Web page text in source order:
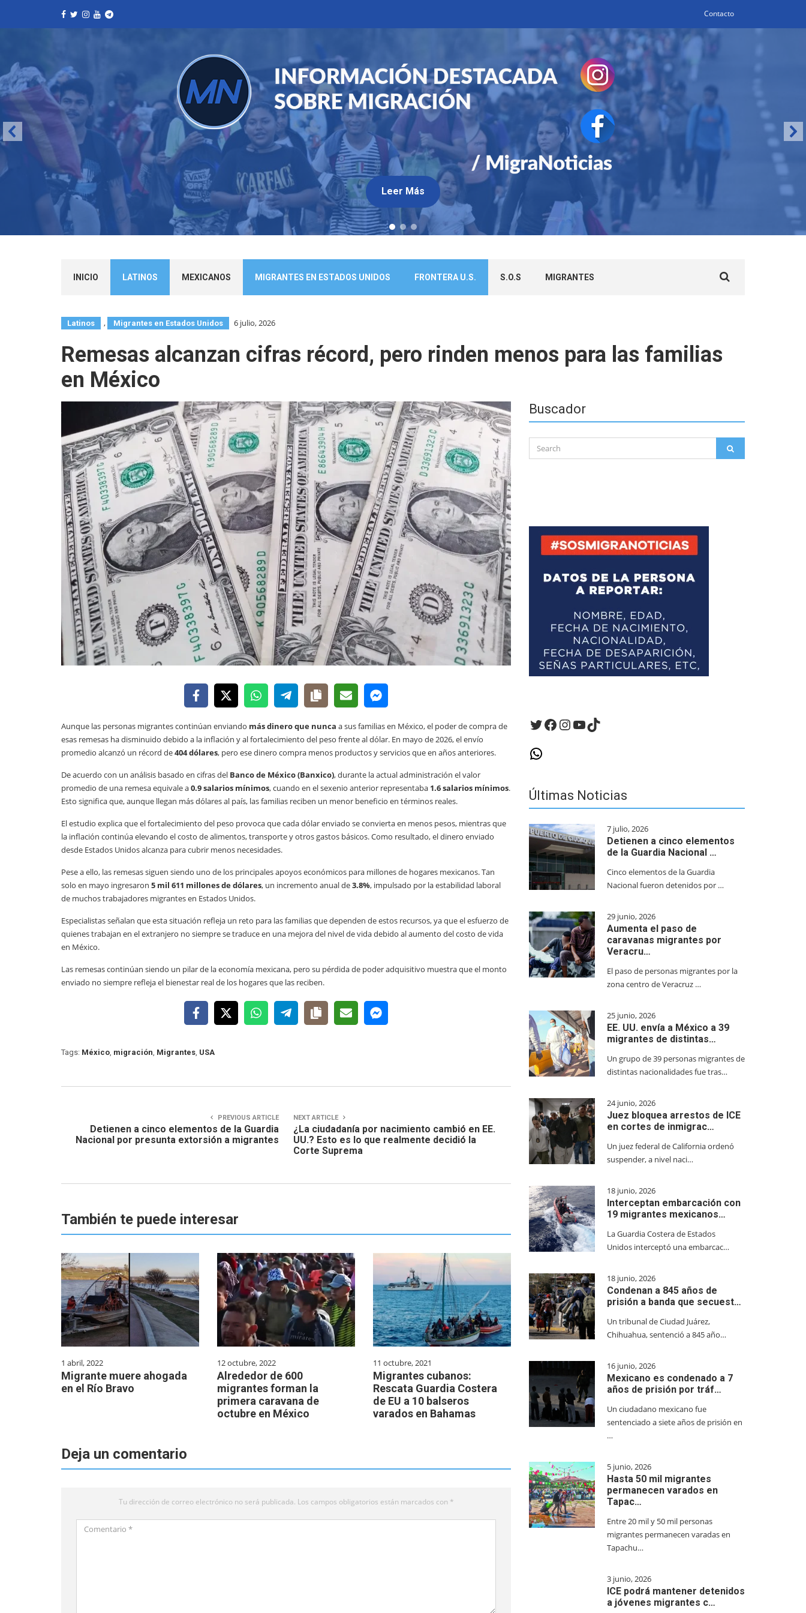
Contacto
Leer Más
INICIO LATINOS MEXICANOS MIGRANTES EN ESTADOS UNIDOS FRONTERA U.S. S.O.S MIGRANTES
for:
Latinos , Migrantes en Estados Unidos 6 julio, 2026
Remesas alcanzan cifras récord, pero rinden menos para las familias
en México
Aunque las personas migrantes continúan enviando más dinero que nunca a sus familias en México, el poder de compra de
esas remesas ha disminuido debido a la inflación y al fortalecimiento del peso frente al dólar. En mayo de 2026, el envío
promedio alcanzó un récord de404 dólares, pero ese dinero compra menos productos y servicios que en años anteriores.
De acuerdo con un análisis basado en cifras del Banco de México (Banxico), durante la actual administración el valor
promedio de una remesa equivale a0.9 salarios mínimos, cuando en el sexenio anterior representaba 1.6 salarios mínimos.
Esto significa que, aunque llegan más dólares al país, las familias reciben un menor beneficio en términos reales.
El estudio explica que el fortalecimiento del peso provoca que cada dólar enviado se convierta en menos pesos, mientras que
la inflación continúa elevando el costo de alimentos, transporte y otros gastos básicos. Como resultado, el dinero enviado
desde Estados Unidos alcanza para cubrir menos necesidades.
Pese a ello, las remesas siguen siendo uno de los principales apoyos económicos para millones de hogares mexicanos. Tan
solo en mayo ingresaron 5 mil 611 millones de dólares, un incremento anual de3.8%, impulsado por la estabilidad laboral
de muchos trabajadores migrantes en Estados Unidos.
Especialistas señalan que esta situación refleja un reto para las familias que dependen de estos recursos, ya que el esfuerzo de
quienes trabajan en el extranjero no siempre se traduce en una mejora del nivel de vida debido al aumento del costo de vida
en México.
Las remesas continúan siendo un pilar de la economía mexicana, pero su pérdida de poder adquisitivo muestra que el monto
enviado no siempre refleja el bienestar real de los hogares que las reciben.
Tags: México migración Migrantes USA
PREVIOUS ARTICLE
Detienen a cinco elementos de la Guardia
Nacional por presunta extorsión a migrantes
NEXT ARTICLE
¿La ciudadanía por nacimiento cambió en EE.
UU.? Esto es lo que realmente decidió la
Corte Suprema
También te puede interesar
1 abril, 2022
Migrante muere ahogada
en el Río Bravo
12 octubre, 2022
Alrededor de 600
migrantes forman la
primera caravana de
octubre en México
11 octubre, 2021
Migrantes cubanos:
Rescata Guardia Costera
de EU a 10 balseros
varados en Bahamas
Deja un comentario
Tu dirección de correo electrónico no será publicada. Los campos obligatorios están marcados con *
Comentario
Buscador
for:
Twitter
Facebook
Instagram
YouTube
TikTok
WhatsApp
Últimas Noticias
7 julio, 2026
Detienen a cinco elementos
de la Guardia Nacional …
Cinco elementos de la Guardia
Nacional fueron detenidos por …
29 junio, 2026
Aumenta el paso de
caravanas migrantes por
Veracru…
El paso de personas migrantes por la
zona centro de Veracruz …
25 junio, 2026
EE. UU. envía a México a 39
migrantes de distintas…
Un grupo de 39 personas migrantes de
distintas nacionalidades fue tras…
24 junio, 2026
Juez bloquea arrestos de ICE
en cortes de inmigrac…
Un juez federal de California ordenó
suspender, a nivel naci…
18 junio, 2026
Interceptan embarcación con
19 migrantes mexicanos…
La Guardia Costera de Estados
Unidos interceptó una embarcac…
18 junio, 2026
Condenan a 845 años de
prisión a banda que secuest…
Un tribunal de Ciudad Juárez,
Chihuahua, sentenció a 845 año…
16 junio, 2026
Mexicano es condenado a 7
años de prisión por tráf…
Un ciudadano mexicano fue
sentenciado a siete años de prisión en
…
5 junio, 2026
Hasta 50 mil migrantes
permanecen varados en
Tapac…
Entre 20 mil y 50 mil personas
migrantes permanecen varadas en
Tapachu…
3 junio, 2026
ICE podrá mantener detenidos
a jóvenes migrantes c…